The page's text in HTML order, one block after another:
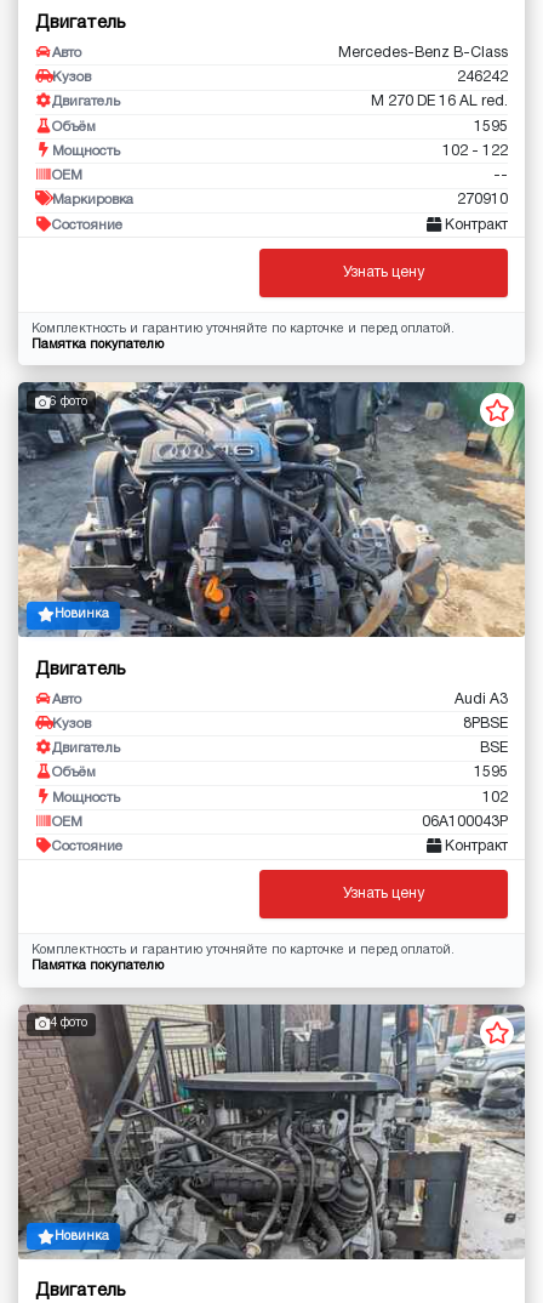
Двигатель
Авто Mercedes-Benz B-Class
Кузов 246242
Двигатель M 270 DE 16 AL red.
Объём 1595
Мощность 102 - 122
OEM --
Маркировка 270910
Состояние Контракт
Узнать цену
Комплектность и гарантию уточняйте по карточке и перед оплатой.
Памятка покупателю
6 фото
Новинка
Двигатель
Авто Audi A3
Кузов 8PBSE
Двигатель BSE
Объём 1595
Мощность 102
OEM 06A100043P
Состояние Контракт
Узнать цену
Комплектность и гарантию уточняйте по карточке и перед оплатой.
Памятка покупателю
4 фото
Новинка
Двигатель